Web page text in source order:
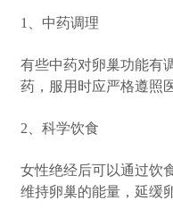
1、中药调理
有些中药对卵巢功能有
药，服用时应严格遵照
2、科学饮食
女性绝经后可以通过饮
维持卵巢的能量，延缓